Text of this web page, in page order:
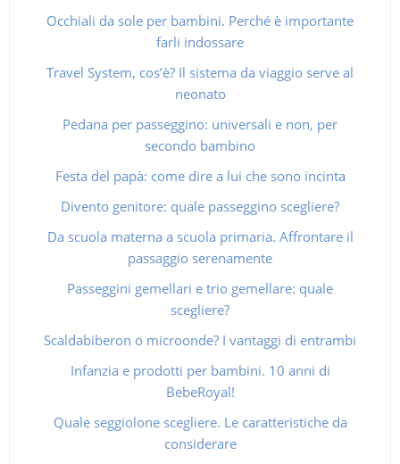
Occhiali da sole per bambini. Perché è importante
farli indossare
Travel System, cos’è? Il sistema da viaggio serve al
neonato
Pedana per passeggino: universali e non, per
secondo bambino
Festa del papà: come dire a lui che sono incinta
Divento genitore: quale passeggino scegliere?
Da scuola materna a scuola primaria. Affrontare il
passaggio serenamente
Passeggini gemellari e trio gemellare: quale
scegliere?
Scaldabiberon o microonde? I vantaggi di entrambi
Infanzia e prodotti per bambini. 10 anni di
BebeRoyal!
Quale seggiolone scegliere. Le caratteristiche da
considerare